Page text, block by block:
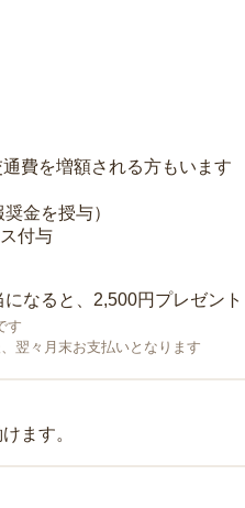
費を増額される方もいます
金を授与）
付与
なると、2,500円プレゼント
す
翌々月末お支払いとなります
ます。